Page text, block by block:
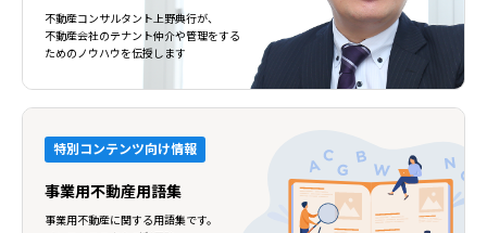
不動産コンサルタント上野典行が、
不動産会社のテナント仲介や管理をする
ためのノウハウを伝授します
特別コンテンツ向け情報
事業用不動産用語集
事業用不動産に関する用語集です。